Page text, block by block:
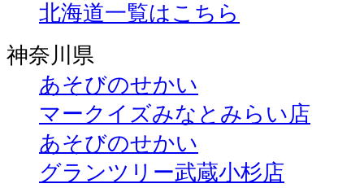
北海道一覧はこちら
神奈川県
あそびのせかい
マークイズみなとみらい店
あそびのせかい
グランツリー武蔵小杉店